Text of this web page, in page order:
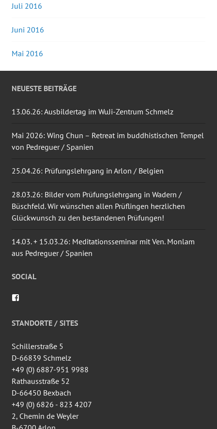
Juli 2016
Juni 2016
Mai 2016
NEUESTE BEITRÄGE
13.06.26: Ausbildertag im WuJi-Zentrum Schmelz
Mai 2026: Wing Chun – Retreat im buddhistischen Tempel
von Pedreguer / Spanien
25.04.26: Prüfungslehrgang in Arlon / Belgien
28.03.26: Bilder vom Prüfungslehrgang in Wadern /
Büschfeld. Wir wünschen allen Prüflingen herzlichen
Glückwunsch zu den bestandenen Prüfungen!
14.03. + 15.03.26: Meditationsseminar mit Ven. Monlam
aus Pedreguer / Spanien
SOCIAL
auf
Facebook
STANDORTE / SITES
Schillerstraße 5
D-66839 Schmelz
+49 (0) 6887-951 9988
Rathausstraße 52
D-66450 Bexbach
+49 (0) 6826 - 823 4207
2, Chemin de Weyler